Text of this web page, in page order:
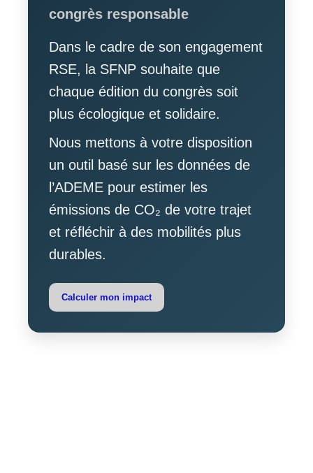
congrès responsable
Dans le cadre de son engagement
RSE, la SFNP souhaite que
chaque édition du congrès soit
plus écologique et solidaire.
Nous mettons à votre disposition
un outil basé sur les données de
l’ADEME pour estimer les
émissions de CO₂ de votre trajet
et réfléchir à des mobilités plus
durables.
Calculer mon impact